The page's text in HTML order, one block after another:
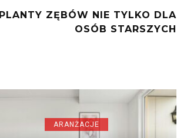
ZĘBÓW NIE TYLKO DLA
OSÓB STARSZYCH
ARANŻACJE